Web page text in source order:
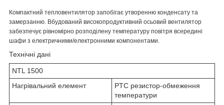
Компактний тепловентилятор запобігає утворенню конденсату та
замерзанню. Вбудований високопродуктивний осьовий вентилятор
забезпечує рівномірно розподілену температуру повітря всередині
шафи з електричними/електронними компонентами.
Технічні дані
NTL 1500
Нагрівальний елемент
PTC резистор-обмеження
температури